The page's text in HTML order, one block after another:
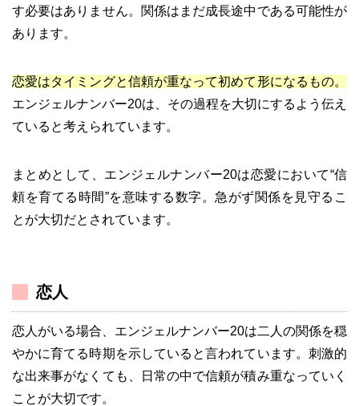
す必要はありません。関係はまだ成長途中である可能性が
あります。
恋愛はタイミングと信頼が重なって初めて形になるもの。
エンジェルナンバー20は、その過程を大切にするよう伝え
ていると考えられています。
まとめとして、エンジェルナンバー20は恋愛において“信
頼を育てる時間”を意味する数字。急がず関係を見守るこ
とが大切だとされています。
恋人
恋人がいる場合、エンジェルナンバー20は二人の関係を穏
やかに育てる時期を示していると言われています。刺激的
な出来事がなくても、日常の中で信頼が積み重なっていく
ことが大切です。